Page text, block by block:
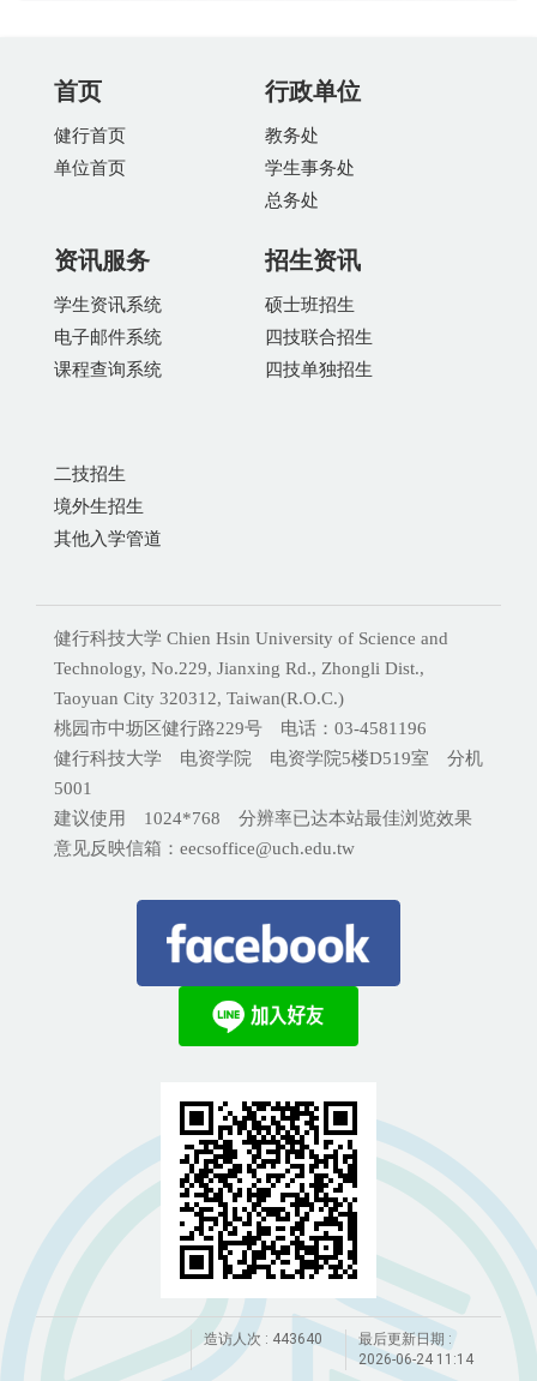
首页
健行首页
单位首页
行政单位
教务处
学生事务处
总务处
资讯服务
学生资讯系统
电子邮件系统
课程查询系统
招生资讯
硕士班招生
四技联合招生
四技单独招生
二技招生
境外生招生
其他入学管道
健行科技大学 Chien Hsin University of Science and
Technology, No.229, Jianxing Rd., Zhongli Dist.,
Taoyuan City 320312, Taiwan(R.O.C.)
桃园市中坜区健行路229号 电话：03-4581196
健行科技大学 电资学院 电资学院5楼D519室 分机
5001
建议使用 1024*768 分辨率已达本站最佳浏览效果
意见反映信箱：eecsoffice@uch.edu.tw
造访人次 : 443640
最后更新日期 :
2026-06-24 11:14